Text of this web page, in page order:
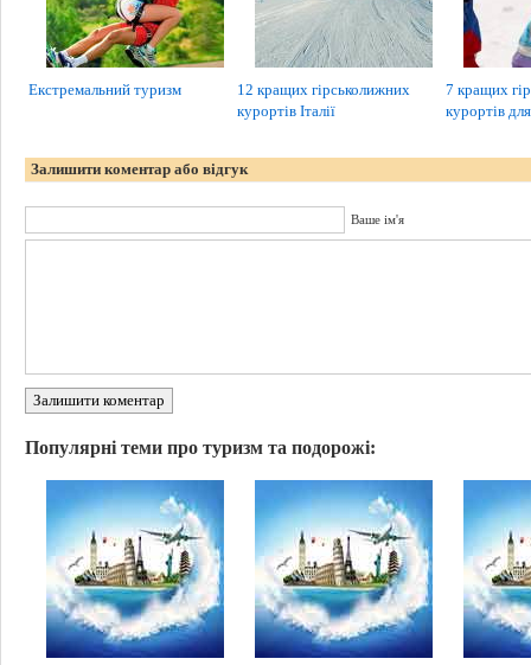
Екстремальний туризм
12 кращих гірськолижних
курортів Італії
7 кращих
курортів
Залишити коментар або відгук
Ваше ім'я
Залишити коментар
Популярні теми про туризм та подорожі: